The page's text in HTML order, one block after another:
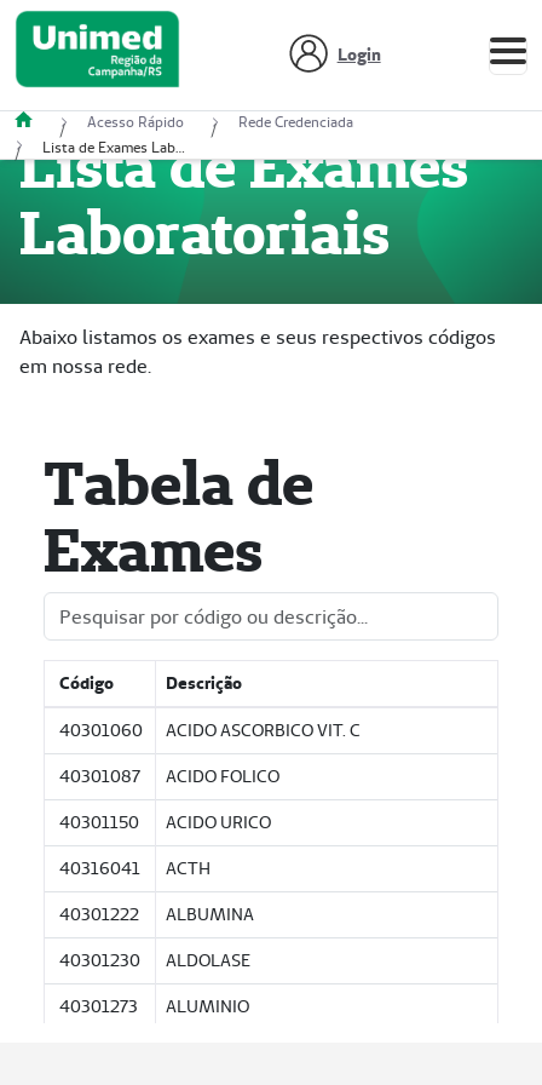
Login
Acesso Rápido
Rede Credenciada
Lista de Exames Laboratoriais
Lista de Exames
Laboratoriais
Abaixo listamos os exames e seus respectivos códigos
em nossa rede.
Tabela de
Exames
Código Descrição
40301060 ACIDO ASCORBICO VIT. C
40301087 ACIDO FOLICO
40301150 ACIDO URICO
40316041 ACTH
40301222 ALBUMINA
40301230 ALDOLASE
40301273 ALUMINIO